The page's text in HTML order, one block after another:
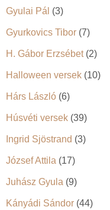
Gyulai Pál (3)
Gyurkovics Tibor (7)
H. Gábor Erzsébet(2)
Halloween versek (10)
Hárs László (6)
Húsvéti versek (39)
Ingrid Sjöstrand (3)
József Attila (17)
Juhász Gyula (9)
Kányádi Sándor (44)